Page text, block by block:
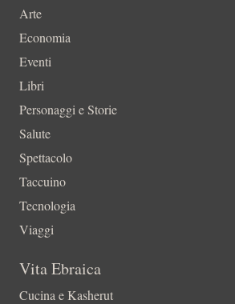
Arte
Economia
Eventi
Libri
Personaggi e Storie
Salute
Spettacolo
Taccuino
Tecnologia
Viaggi
Vita Ebraica
Cucina e Kasherut